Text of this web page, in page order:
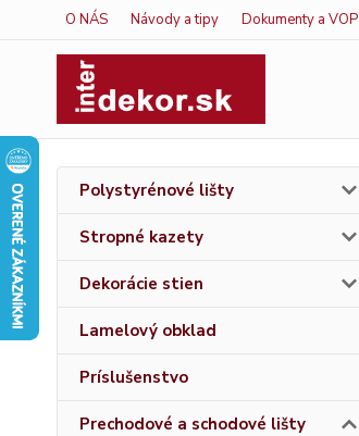
O NÁS Návody a tipy Dokumenty a VOP
Polystyrénové lišty
Stropné kazety
Dekorácie stien
Lamelový obklad
Príslušenstvo
Prechodové a schodové lišty